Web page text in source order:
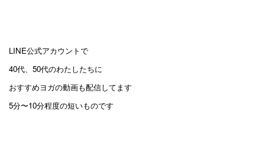
LINE公式アカウントで
40代、50代のわたしたちに
おすすめヨガの動画も配信してます
5分〜10分程度の短いものです